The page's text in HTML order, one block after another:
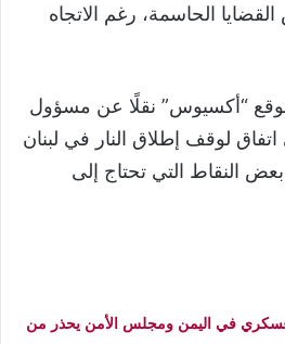
الحاسمة، رغم الاتجاه
“أكسيوس” نقلًا عن مسؤول
لوقف إطلاق النار في لبنان
بعض النقاط التي تحتاج إلى
في اليمن ومجلس الأمن يحذر من